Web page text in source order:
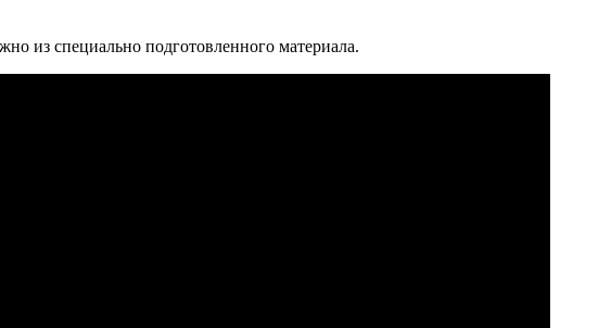
из специально подготовленного материала.